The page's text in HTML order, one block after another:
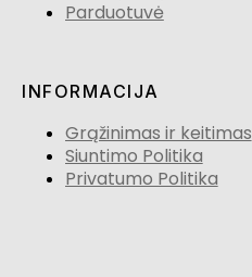
Parduotuvė
INFORMACIJA
Grąžinimas ir keitimas
Siuntimo Politika
Privatumo Politika